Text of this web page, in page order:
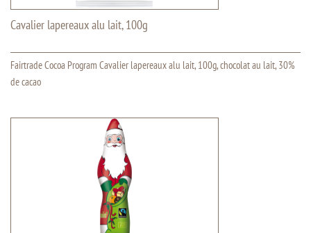
Cavalier lapereaux alu lait, 100g
Fairtrade Cocoa Program Cavalier lapereaux alu lait, 100g, chocolat au lait, 30%
de cacao